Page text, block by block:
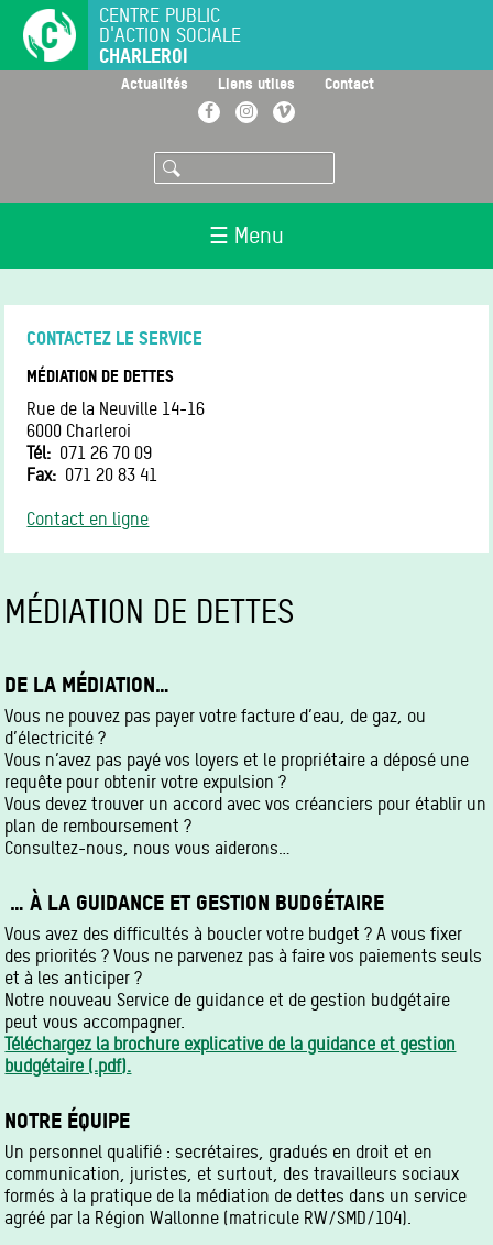
principal
CENTRE PUBLIC
D'ACTION SOCIALE
CHARLEROI
Actualités Liens utiles Contact
FacebookInstagramVimeo
Rechercher
☰ Menu
CONTACTEZ LE SERVICE
MÉDIATION DE DETTES
Rue de la Neuville 14-16
6000 Charleroi
Tél
071 26 70 09
Fax
071 20 83 41
Contact en ligne
MÉDIATION DE DETTES
DE LA MÉDIATION…
Vous ne pouvez pas payer votre facture d’eau, de gaz, ou
d’électricité ?
Vous n’avez pas payé vos loyers et le propriétaire a déposé une
requête pour obtenir votre expulsion ?
Vous devez trouver un accord avec vos créanciers pour établir un
plan de remboursement ?
Consultez-nous, nous vous aiderons…
… À LA GUIDANCE ET GESTION BUDGÉTAIRE
Vous avez des difficultés à boucler votre budget ? A vous fixer
des priorités ? Vous ne parvenez pas à faire vos paiements seuls
et à les anticiper ?
Notre nouveau Service de guidance et de gestion budgétaire
peut vous accompagner.
Téléchargez la brochure explicative de la guidance et gestion
budgétaire (.pdf).
NOTRE ÉQUIPE
Un personnel qualifié : secrétaires, gradués en droit et en
communication, juristes, et surtout, des travailleurs sociaux
formés à la pratique de la médiation de dettes dans un service
agréé par la Région Wallonne (matricule RW/SMD/104).